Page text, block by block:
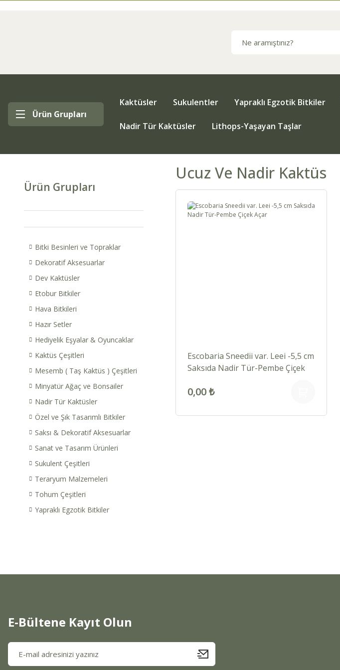
Ürün Grupları
Kaktüsler Sukulentler Yapraklı Egzotik Bitkiler
Nadir Tür Kaktüsler Lithops-Yaşayan Taşlar
Ürün Grupları
Bitki Besinleri ve Topraklar
Dekoratif Aksesuarlar
Dev Kaktüsler
Etobur Bitkiler
Hava Bitkileri
Hazır Setler
Hediyelik Eşyalar & Oyuncaklar
Kaktüs Çeşitleri
Mesemb ( Taş Kaktüs ) Çeşitleri
Minyatür Ağaç ve Bonsailer
Nadir Tür Kaktüsler
Özel ve Şık Tasarımlı Bitkiler
Saksı & Dekoratif Aksesuarlar
Sanat ve Tasarım Ürünleri
Sukulent Çeşitleri
Teraryum Malzemeleri
Tohum Çeşitleri
Yapraklı Egzotik Bitkiler
Ucuz Ve Nadir Kaktüs
Escobaria Sneedii var. Leei -5,5 cm
Saksıda Nadir Tür-Pembe Çiçek
0,00 ₺
E-Bültene Kayıt Olun